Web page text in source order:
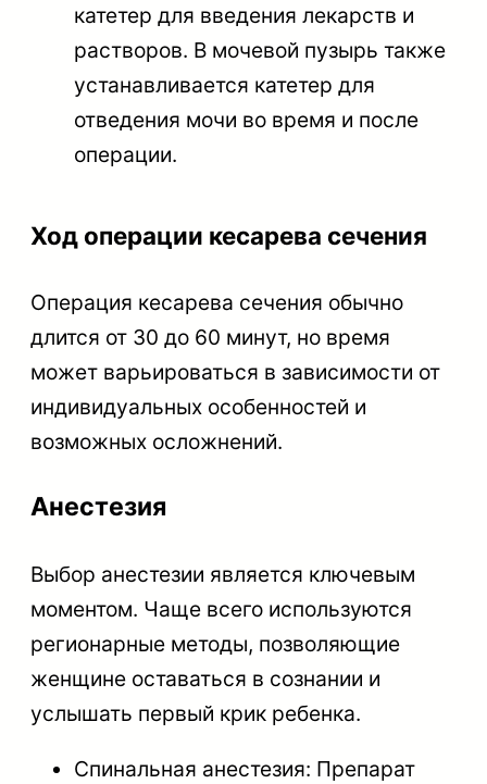
катетер для введения лекарств и
растворов. В мочевой пузырь также
устанавливается катетер для
отведения мочи во время и после
операции.
Ход операции кесарева сечения
Операция кесарева сечения обычно
длится от 30 до 60 минут, но время
может варьироваться в зависимости от
индивидуальных особенностей и
возможных осложнений.
Анестезия
Выбор анестезии является ключевым
моментом. Чаще всего используются
регионарные методы, позволяющие
женщине оставаться в сознании и
услышать первый крик ребенка.
Спинальная анестезия: Препарат